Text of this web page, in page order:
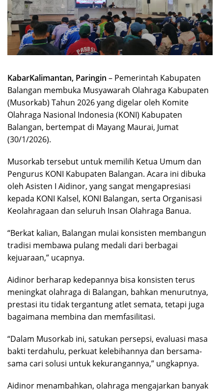
KabarKalimantan, Paringin – Pemerintah Kabupaten
Balangan membuka Musyawarah Olahraga Kabupaten
(Musorkab) Tahun 2026 yang digelar oleh Komite
Olahraga Nasional Indonesia (KONI) Kabupaten
Balangan, bertempat di Mayang Maurai, Jumat
(30/1/2026).
Musorkab tersebut untuk memilih Ketua Umum dan
Pengurus KONI Kabupaten Balangan. Acara ini dibuka
oleh Asisten I Aidinor, yang sangat mengapresiasi
kepada KONI Kalsel, KONI Balangan, serta Organisasi
Keolahragaan dan seluruh Insan Olahraga Banua.
“Berkat kalian, Balangan mulai konsisten membangun
tradisi membawa pulang medali dari berbagai
kejuaraan,” ucapnya.
Aidinor berharap kedepannya bisa konsisten terus
meningkat olahraga di Balangan, bahkan menurutnya,
prestasi itu tidak tergantung atlet semata, tetapi juga
bagaimana membina dan memfasilitasi.
“Dalam Musorkab ini, satukan persepsi, evaluasi masa
bakti terdahulu, perkuat kelebihannya dan bersama-
sama cari solusi untuk kekurangannya,” ungkapnya.
Aidinor menambahkan, olahraga mengajarkan banyak